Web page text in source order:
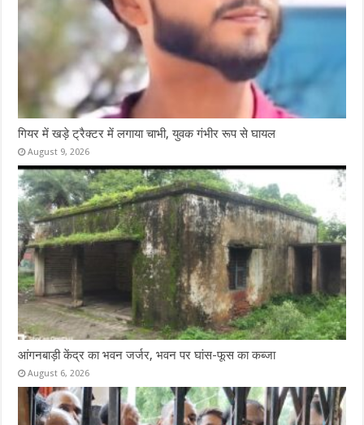
गियर में खड़े ट्रैक्टर में लगाया चाभी, युवक गंभीर रूप से घायल
August 9, 2026
आंगनबाड़ी केंद्र का भवन जर्जर, भवन पर घांस-फूस का कब्जा
August 6, 2026